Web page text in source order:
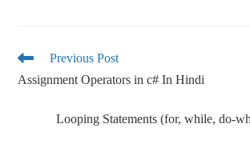
ok r
Previous Post
Assignment Operators in c# In Hindi
Looping Statements (for, while, do-